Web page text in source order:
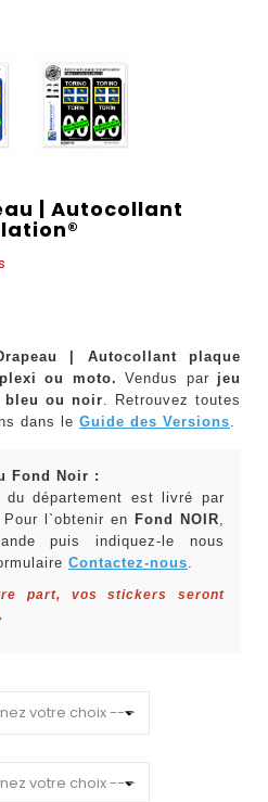
| Autocollant
| Autocollant plaque
ou moto. Vendus par jeu
bleu ou noir. Retrouvez toutes
dans le Guide des Versions.
Fond Noir :
département est livré par
Pour l`obtenir en Fond NOIR,
puis indiquez-le nous
Contactez-nous.
part, vos stickers seront